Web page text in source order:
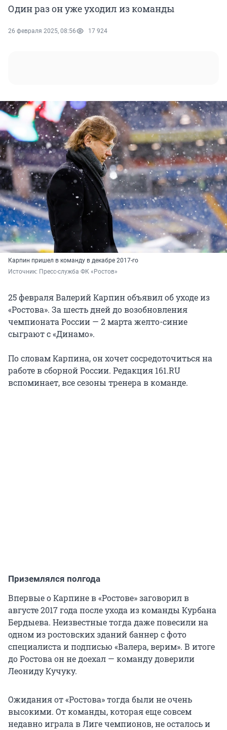
Один раз он уже уходил из команды
26 февраля 2025, 08:56 17 924
Карпин пришел в команду в декабре 2017-го
Источник: Пресс-служба ФК «Ростов»
25 февраля Валерий Карпин объявил об уходе из
«Ростова». За шесть дней до возобновления
чемпионата России — 2 марта желто-синие
сыграют с «Динамо».
По словам Карпина, он хочет сосредоточиться на
работе в сборной России. Редакция 161.RU
вспоминает, все сезоны тренера в команде.
Приземлялся полгода
Впервые о Карпине в «Ростове» заговорил в
августе 2017 года после ухода из команды Курбана
Бердыева. Неизвестные тогда даже повесили на
одном из ростовских зданий баннер с фото
специалиста и подписью «Валера, верим». В итоге
до Ростова он не доехал — команду доверили
Леониду Кучуку.
Ожидания от «Ростова» тогда были не очень
высокими. От команды, которая еще совсем
недавно играла в Лиге чемпионов, не осталось и